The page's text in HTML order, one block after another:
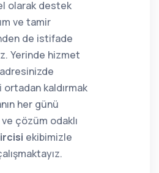
olarak destek
ve tamir
de istifade
Yerinde hizmet
adresinizde
kaldırmak
her günü
çözüm odaklı
ekibimizle